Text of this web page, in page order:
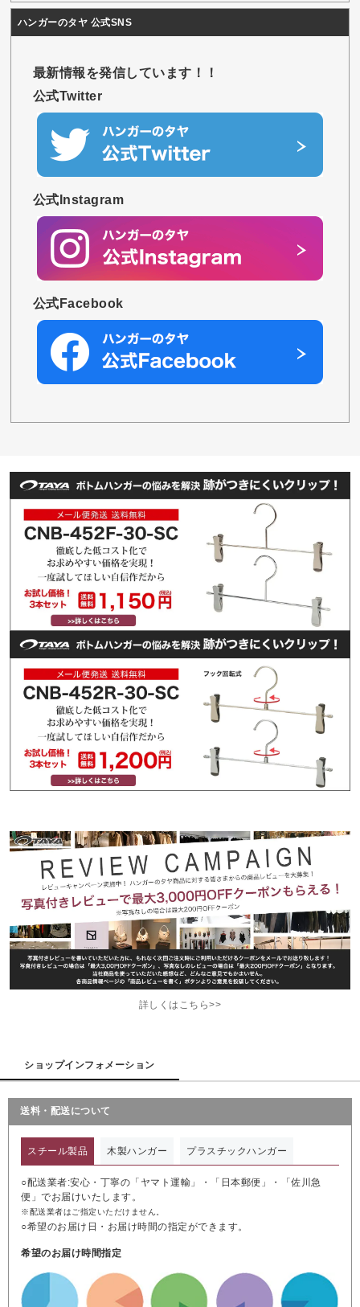
ハンガーのタヤ 公式SNS
最新情報を発信しています！！
公式Twitter
公式Instagram
公式Facebook
詳しくはこちら>>
ショップインフォメーション
送料・配送について
スチール製品 木製ハンガー プラスチックハンガー
○配送業者:安心・丁寧の「ヤマト運輸」・「日本郵便」・「佐川急
便」でお届けいたします。
※配送業者はご指定いただけません。
○希望のお届け日・お届け時間の指定ができます。
希望のお届け時間指定